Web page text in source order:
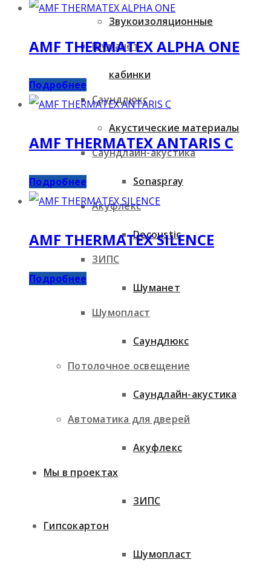
Шуманет
Саундлюкс
Саундлайн-акустика
Акуфлекс
ЗИПС
Шумопласт
Потолочное освещение
Автоматика для дверей
Мы в проектах
Гипсокартон
Звукоизоляционные
кабинки
Акустические материалы
Sonaspray
Decoustic
Шуманет
Саундлюкс
Саундлайн-акустика
Акуфлекс
ЗИПС
Шумопласт
AMF THERMATEX ALPHA ONE
Подробнее
AMF THERMATEX ANTARIS C
Подробнее
AMF THERMATEX SILENCE
Подробнее